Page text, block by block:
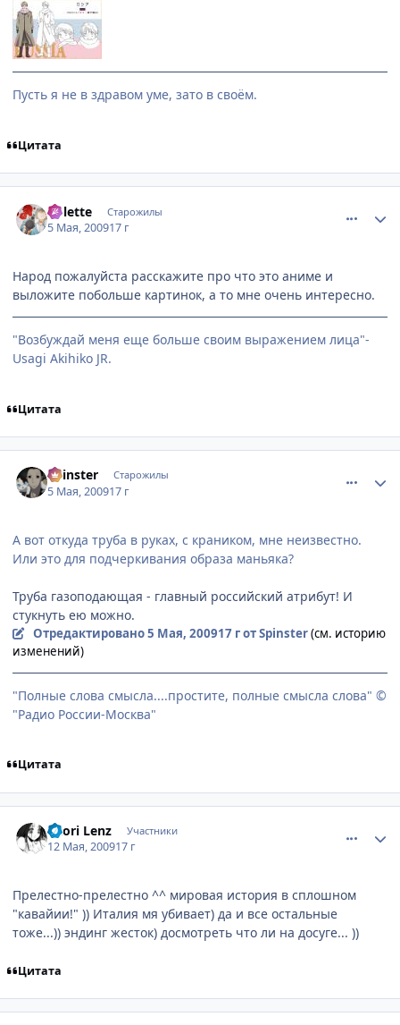
Пусть я не в здравом уме, зато в своём.
Цитата
Colette Старожилы
5 Мая, 200917 г
Народ пожалуйста расскажите про что это аниме и
выложите побольше картинок, а то мне очень интересно.
"Возбуждай меня еще больше своим выражением лица"-
Usagi Akihiko JR.
Цитата
Spinster Старожилы
5 Мая, 200917 г
А вот откуда труба в руках, с краником, мне неизвестно.
Или это для подчеркивания образа маньяка?
Труба газоподающая - главный российский атрибут! И
стукнуть ею можно.
Отредактировано5 Мая, 200917 гот Spinster(см. историю
изменений)
"Полные слова смысла....простите, полные смысла слова" ©
"Радио России-Москва"
Цитата
Kaori Lenz Участники
12 Мая, 200917 г
Прелестно-прелестно ^^ мировая история в сплошном
"кавайии!" )) Италия мя убивает) да и все остальные
тоже...)) эндинг жесток) досмотреть что ли на досуге... ))
Цитата